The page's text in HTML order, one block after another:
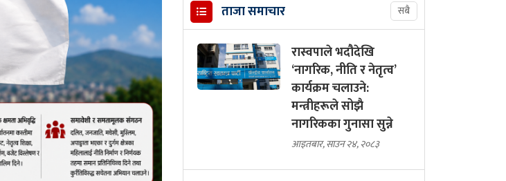
ताजा समाचार सबै
रास्वपाले भदौदेखि
‘नागरिक, नीति र नेतृत्व’
कार्यक्रम चलाउने:
मन्त्रीहरूले सोझै
नागरिकका गुनासा सुन्ने
आइतबार, साउन २४, २०८३